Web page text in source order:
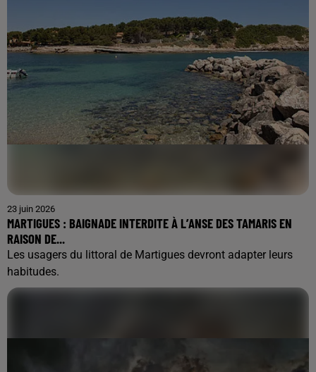
23 juin 2026
MARTIGUES : BAIGNADE INTERDITE À L’ANSE DES TAMARIS EN
RAISON DE...
Les usagers du littoral de Martigues devront adapter leurs
habitudes.